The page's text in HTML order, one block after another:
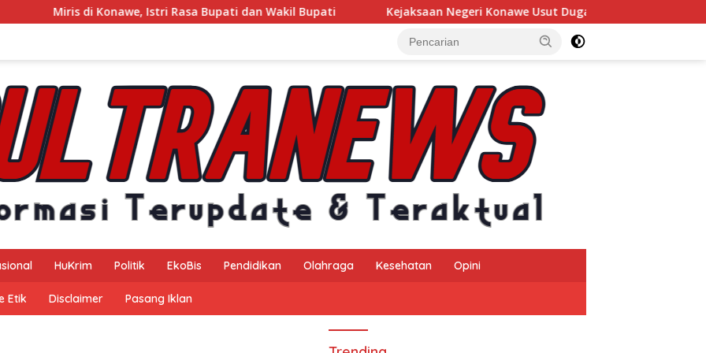
Istri Rasa Bupati dan Wakil Bupati Kejaksaan Negeri Konawe Usut Dugaan Korupsi Insentif Pajak Daerah TA
HuKrim Politik EkoBis Pendidikan Olahraga Kesehatan Opini
Etik Disclaimer Pasang Iklan